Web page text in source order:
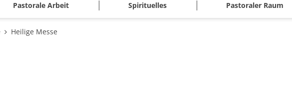
Pastorale Arbeit Spirituelles Pastoraler Raum
Heilige Messe